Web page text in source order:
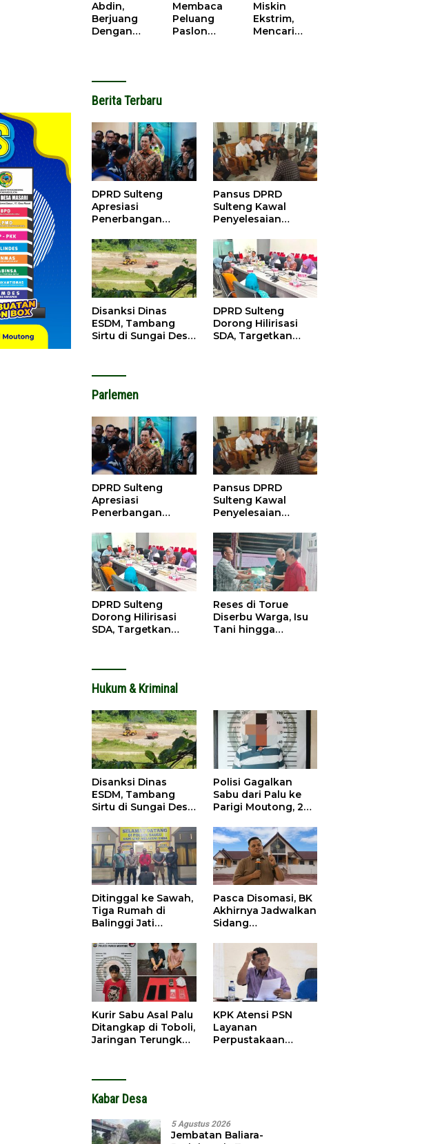
Parigi
Moutong.
Abdin,
Berjuang
Dengan
Naik Motor
Butut
Membaca
Peluang
Paslon
Miskin
Ekstrim,
Mencari
Berita Terbaru
DPRD Sulteng
Apresiasi
Penerbangan
Guangzhou, Dorong
Investasi
Pansus DPRD
Sulteng Kawal
Penyelesaian
Sawit di Tolitoli
Disanksi Dinas
ESDM, Tambang
Sirtu di Sungai Desa
DPRD Sulteng
Dorong Hilirisasi
SDA, Targetkan
Parlemen
DPRD Sulteng
Apresiasi
Penerbangan
Guangzhou, Dorong
Investasi
Pansus DPRD
Sulteng Kawal
Penyelesaian
Sawit di Tolitoli
DPRD Sulteng
Dorong Hilirisasi
SDA, Targetkan
Reses di Torue
Diserbu Warga, Isu
Tani hingga
Hukum & Kriminal
Disanksi Dinas
ESDM, Tambang
Sirtu di Sungai Desa
Polisi Gagalkan
Sabu dari Palu ke
Parigi Moutong, 2
Ditangkap
Ditinggal ke Sawah,
Tiga Rumah di
Balinggi Jati
Ditangkap Dini Hari
Pasca Disomasi, BK
Akhirnya Jadwalkan
Sidang
Terhadap Selpina
Kurir Sabu Asal Palu
Ditangkap di Toboli,
Jaringan Terungkap
KPK Atensi PSN
Layanan
Perpustakaan
Kabar Desa
5 Agustus 2026
Jembatan Baliara-